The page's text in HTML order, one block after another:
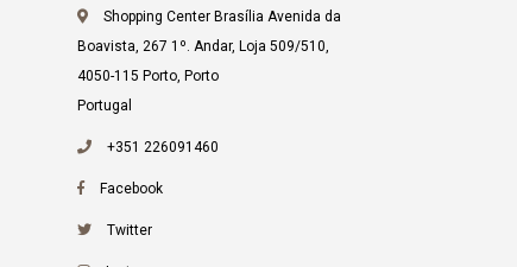
Shopping Center Brasília Avenida da
Boavista, 267 1º. Andar, Loja 509/510,
4050-115 Porto, Porto
Portugal
+351 226091460
Facebook
Twitter